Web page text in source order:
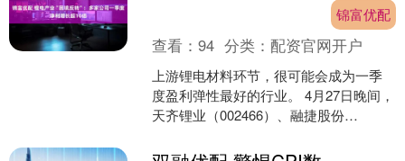
锦富优配
查看：94 分类：配资官网开户
上游锂电材料环节，很可能会成为一季
度盈利弹性最好的行业。 4月27日晚间，
天齐锂业（002466）、融捷股份
南裕能....